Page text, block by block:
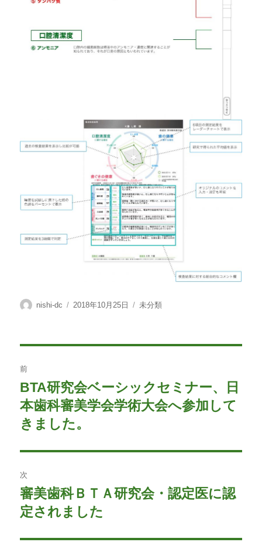
投
nishi-dc
投
2018年10月25日
カ
未分類
稿
ナ
ビ
ゲ
ー
シ
前
前
の
投
BTA研究会ベーシックセミナー、日
本歯科審美学会学術大会へ参加して
きました。
次
次
の
稿:
審美歯科ＢＴＡ研究会・認定医に認
定されました